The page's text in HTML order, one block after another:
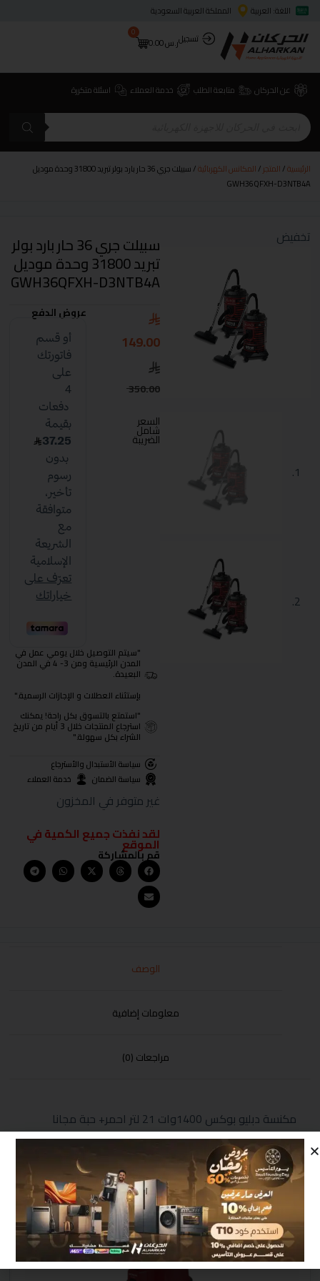
اللغة: العربية
المملكة العربية السعودية
تسجيلر.س0.00
0
عن الحركان متابعة الطلب خدمة العملاء اسئلة متكررة
الرئيسية/المتجر/المكانس الكهربائية
/ سبيلت جري 36 حار بارد بولر تبريد 31800 وحدة موديل
GWH36QFXH-D3NTB4A
تخفيض سبيلت جري 36 حار بارد بولر
تبريد 31800 وحدة موديل
GWH36QFXH-D3NTB4A
350.00
149.00
السعر
شامل
الضريبة
عروض الدفع
"سيتم التوصيل خلال يومي عمل في
المدن الرئيسية ومن 3- 4 في المدن
البعيدة.
بإستثناء العطلات و الإجازات الرسمية."
"استمتع بالتسوق بكل راحة! يمكنك
استرجاع المنتجات خلال 3 أيام من تاريخ
الشراء بكل سهولة."
سياسة الأستبدال والأسترجاع
سياسة الضمان
خدمة العملاء
غير متوفر في المخزون
لقد نفذت جميع الكمية في
الموقع
قم بالمشاركة
الوصف
معلومات إضافية
مراجعات (0)
مكنسة دبليو بوكس 1400وات 21 لتر احمر+ حبة مجانا
منتجات مشابهة